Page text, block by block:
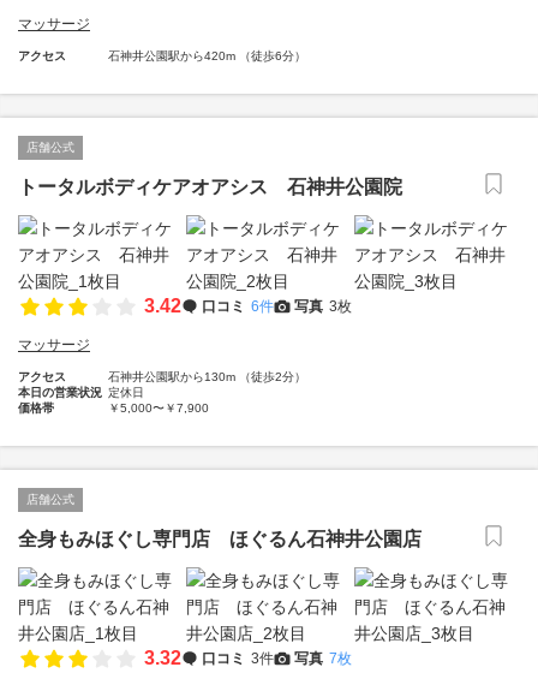
マッサージ
アクセス 石神井公園駅から420m （徒歩6分）
店舗公式
トータルボディケアオアシス 石神井公園院
3.42 口コミ 6件 写真 3枚
マッサージ
アクセス
石神井公園駅から130m （徒歩2分）
本日の営業状況 定休日
価格帯
￥5,000〜￥7,900
店舗公式
全身もみほぐし専門店 ほぐるん石神井公園店
3.32 口コミ 3件 写真 7枚